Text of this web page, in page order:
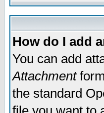
How do I add
You can add
Attachment
the standard